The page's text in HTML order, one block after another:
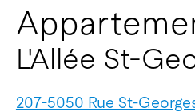
L'Allée St-
207-5050 Rue St-